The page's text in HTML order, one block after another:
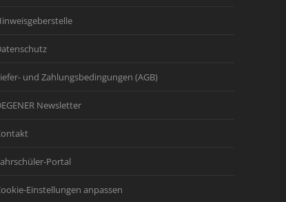
und Zahlungsbedingungen (AGB)
Newsletter
Portal
Einstellungen anpassen